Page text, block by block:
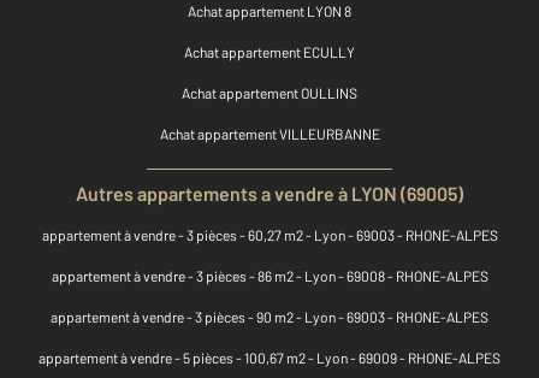
Achat appartement LYON 8
Achat appartement ECULLY
Achat appartement OULLINS
Achat appartement VILLEURBANNE
Autres appartements a vendre à LYON (69005)
appartement à vendre - 3 pièces - 60,27 m2 - Lyon - 69003 - RHONE-ALPES
appartement à vendre - 3 pièces - 86 m2 - Lyon - 69008 - RHONE-ALPES
appartement à vendre - 3 pièces - 90 m2 - Lyon - 69003 - RHONE-ALPES
appartement à vendre - 5 pièces - 100,67 m2 - Lyon - 69009 - RHONE-ALPES